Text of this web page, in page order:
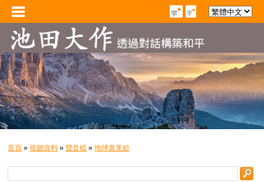
首頁 »視聽資料 »聲音檔 »地球真美妙